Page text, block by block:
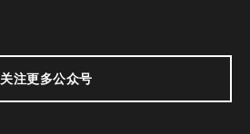
关注更多公众号